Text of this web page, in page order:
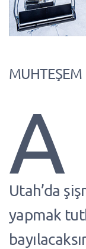
MUHTEŞEM
A
Utah’da
yapmak